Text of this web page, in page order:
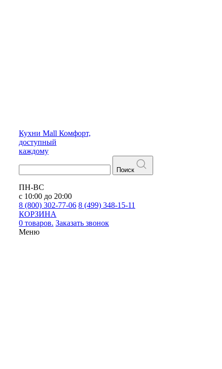
Кухни Mall Комфорт,
доступный
каждому
Поиск
ПН-ВС
с 10:00 до 20:00
8 (800) 302-77-06 8 (499) 348-15-11
КОРЗИНА
0 товаров. Заказать звонок
Меню